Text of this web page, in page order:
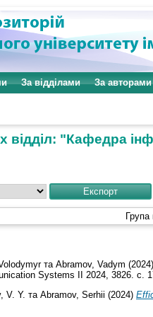
За відділами За авторами
відділ: "Кафедра
Група
та Abramov, Vadym (2024)
Systems II 2024, 3826. с.
V. Y. та Abramov, Serhii (2024)